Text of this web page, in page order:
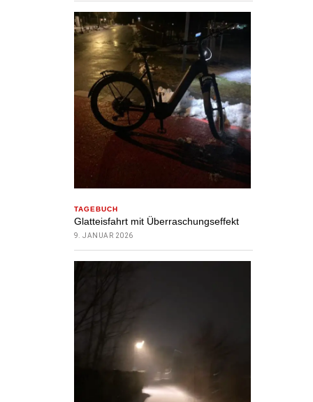
TAGEBUCH
Glatteisfahrt mit Überraschungseffekt
9. JANUAR 2026